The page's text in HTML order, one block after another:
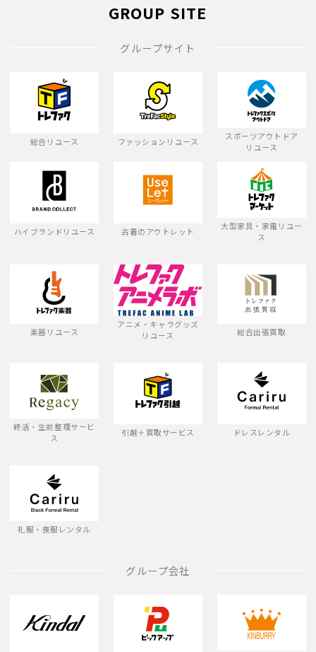
GROUP SITE
グループサイト
総合リユース ファッションリユース
スポーツアウトドア
リユース
ハイブランドリユース 古着のアウトレット
大型家具・家電リユー
ス
楽器リユース
アニメ・キャラグッズ
リユース
総合出張買取
終活・生前整理サービ
ス
引越＋買取サービス ドレスレンタル
礼服・喪服レンタル
グループ会社